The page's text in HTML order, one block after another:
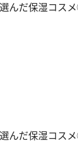
んだ保湿コス
んだ保湿コス